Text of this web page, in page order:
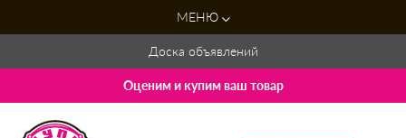
МЕНЮ
Доска объявлений
Оценим и купим ваш товар